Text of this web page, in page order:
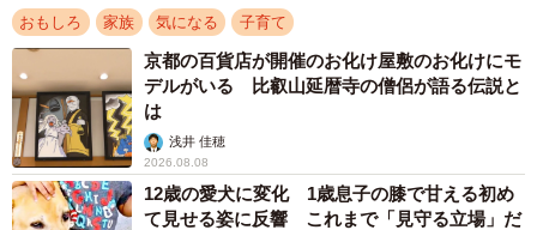
おもしろ 家族 気になる 子育て
京都の百貨店が開催のお化け屋敷のお化けにモ
デルがいる 比叡山延暦寺の僧侶が語る伝説と
は
浅井 佳穂
2026.08.08
12歳の愛犬に変化 1歳息子の膝で甘える初め
て見せる姿に反響 これまで「見守る立場」だ